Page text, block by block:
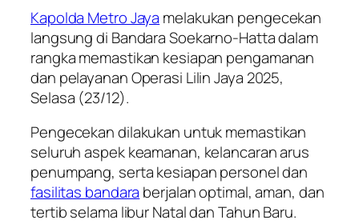
Kapolda Metro Jaya melakukan pengecekan
langsung di Bandara Soekarno-Hatta dalam
rangka memastikan kesiapan pengamanan
dan pelayanan Operasi Lilin Jaya 2025,
Selasa (23/12).
Pengecekan dilakukan untuk memastikan
seluruh aspek keamanan, kelancaran arus
penumpang, serta kesiapan personel dan
fasilitas bandara berjalan optimal, aman, dan
tertib selama libur Natal dan Tahun Baru.